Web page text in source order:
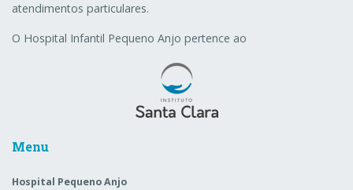
atendimentos particulares.
O Hospital Infantil Pequeno Anjo pertence ao
Menu
Hospital Pequeno Anjo